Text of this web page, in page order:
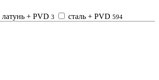
латунь + PVD 3 сталь + PVD 594